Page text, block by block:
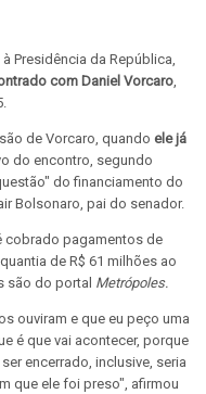
Presidência da República,
com Daniel Vorcaro,
de Vorcaro, quando ele já
do encontro, segundo
do financiamento do
Bolsonaro, pai do senador.
cobrado pagamentos de
de R$ 61 milhões ao
são do portal Metrópoles.
ouviram e que eu peço uma
é que vai acontecer, porque
encerrado, inclusive, seria
que ele foi preso", afirmou